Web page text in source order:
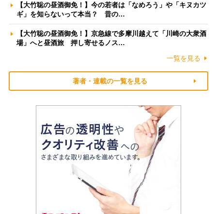
【大竹聡の昼酒御免！】今の若者は「なめろう」や「キヌカツ
ギ」を知らないって本当？ 昔の…
【大竹聡の昼酒御免！】京急線で多摩川越えて「川崎の大衆酒
場」へと昼酒旅 押し寄せるノス…
一覧を見る
著者・連載の一覧を見る